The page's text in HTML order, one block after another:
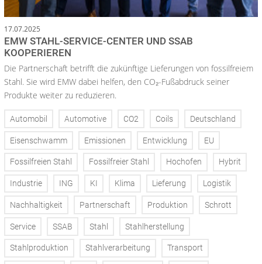
17.07.2025
EMW STAHL-SERVICE-CENTER UND SSAB
KOOPERIEREN
Die Partnerschaft betrifft die zukünftige Lieferungen von fossilfreiem
Stahl. Sie wird EMW dabei helfen, den CO₂-Fußabdruck seiner
Produkte weiter zu reduzieren.
Automobil Automotive CO2 Coils Deutschland
Eisenschwamm Emissionen Entwicklung EU
Fossilfreien Stahl Fossilfreier Stahl Hochofen Hybrit
Industrie ING KI Klima Lieferung Logistik
Nachhaltigkeit Partnerschaft Produktion Schrott
Service SSAB Stahl Stahlherstellung
Stahlproduktion Stahlverarbeitung Transport